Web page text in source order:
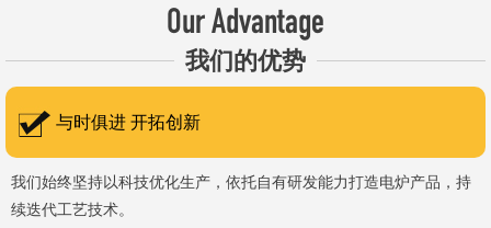
誉证书。 在产品技术方面，公司坚持精益求精、持续创新，自主
研发LYL系列节能精密型智能化电炉、窑炉产品，多项产品通过相关
权威认证。产品具备升温快、节能效果显著、温控精准、智能自动化
程度高、运行稳定、保温性能优良、全程电脑控制、可编程自动升降
盟CE认证。 公司凭借技术积累与产品优势，获得多项官方资质
认定：高新 技术企业、科技型中小企业、洛阳市企业研发中心（证
Our Advantage
我们的优势
与时俱进 开拓创新
我们始终坚持以科技优化生产，依托自有研发能力打造电炉产品，持
续迭代工艺技术。